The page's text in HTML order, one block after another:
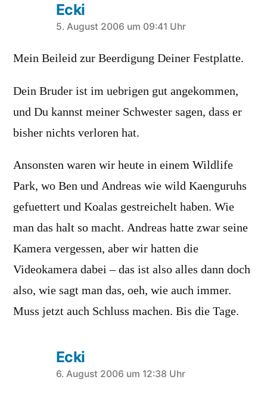
Ecki
schreibt:
5. August 2006 um 09:41 Uhr
Mein Beileid zur Beerdigung Deiner Festplatte.
Dein Bruder ist im uebrigen gut angekommen,
und Du kannst meiner Schwester sagen, dass er
bisher nichts verloren hat.
Ansonsten waren wir heute in einem Wildlife
Park, wo Ben und Andreas wie wild Kaenguruhs
gefuettert und Koalas gestreichelt haben. Wie
man das halt so macht. Andreas hatte zwar seine
Kamera vergessen, aber wir hatten die
Videokamera dabei – das ist also alles dann doch
also, wie sagt man das, oeh, wie auch immer.
Muss jetzt auch Schluss machen. Bis die Tage.
Ecki
schreibt:
6. August 2006 um 12:38 Uhr